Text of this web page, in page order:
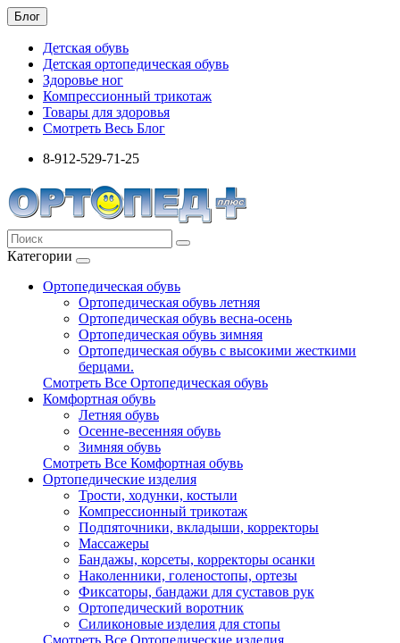
Блог
Детская обувь
Детская ортопедическая обувь
Здоровье ног
Компрессионный трикотаж
Товары для здоровья
Смотреть Весь Блог
8-912-529-71-25
Категории
Ортопедическая обувь
Ортопедическая обувь летняя
Ортопедическая обувь весна-осень
Ортопедическая обувь зимняя
Ортопедическая обувь с высокими жесткими
берцами.
Смотреть Все Ортопедическая обувь
Комфортная обувь
Летняя обувь
Осенне-весенняя обувь
Зимняя обувь
Смотреть Все Комфортная обувь
Ортопедические изделия
Трости, ходунки, костыли
Компрессионный трикотаж
Подпяточники, вкладыши, корректоры
Массажеры
Бандажы, корсеты, корректоры осанки
Наколенники, голеностопы, ортезы
Фиксаторы, бандажи для суставов рук
Ортопедический воротник
Силиконовые изделия для стопы
Смотреть Все Ортопедические изделия